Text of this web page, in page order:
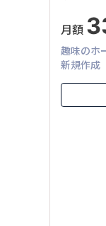
月額
趣味のホ
新規作成